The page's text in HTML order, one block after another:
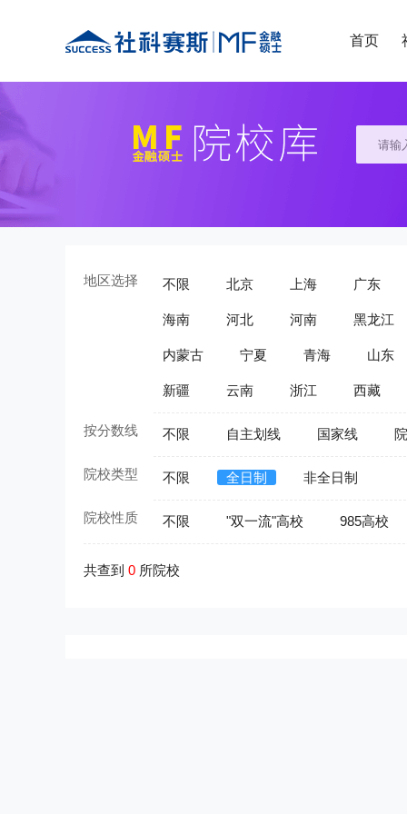
首页
地区选择 不限 北京 上海 广东
海南 河北 河南 黑龙江
内蒙古 宁夏 青海 山东
新疆 云南 浙江 西藏
按分数线 不限 自主划线 国家线
院校类型 不限 全日制 非全日制
院校性质 不限 "双一流"高校 985高校
共查到 0 所院校